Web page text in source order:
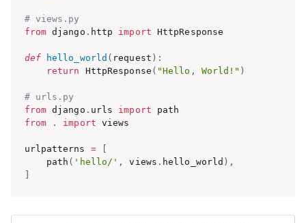
# views.py
from django . http import HttpResponse
def hello_world ( request ) :
return
HttpResponse ( "Hello, World!" )
# urls.py
from django . urls import
from
. import views
urlpatterns =
    path
( 'hello/' , views . hello_world ) ,